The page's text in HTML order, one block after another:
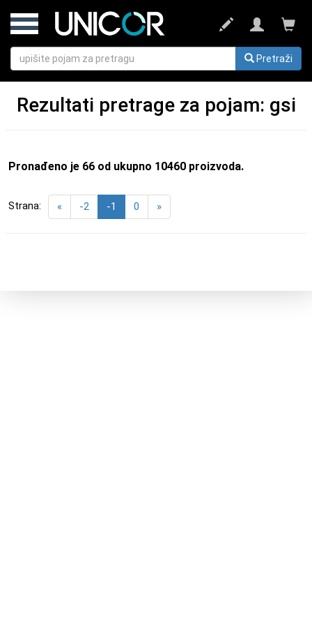
Pretraži
Rezultati pretrage za pojam: gsi
Pronađeno je 66 od ukupno 10460 proizvoda.
Strana: « -2 -1 0 »